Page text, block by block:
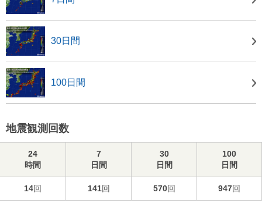
30日間
100日間
地震観測回数
24
時間
7
日間
30
日間
100
日間
14回 141回 570回 947回